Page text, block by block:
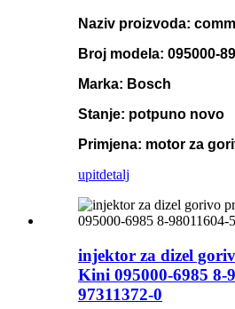
Naziv proizvoda:
Broj modela: 095000-
Marka: Bosch
Stanje: potpuno novo
Primjena: motor za
upitdetalj
injektor za dizel
Kini 095000-6985 8-
97311372-0